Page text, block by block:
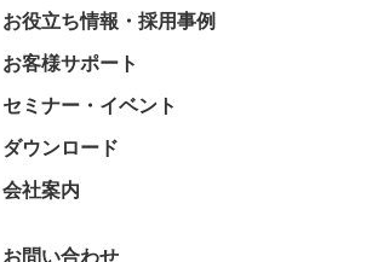
お役立ち情報・採用事例
お客様サポート
セミナー・イベント
ダウンロード
会社案内
お問い合わせ